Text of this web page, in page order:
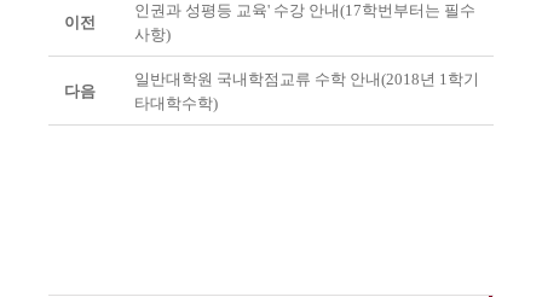
이전
인권과 성평등 교육' 수강 안내(17학번부터는 필수
사항)
다음
일반대학원 국내학점교류 수학 안내(2018년 1학기
타대학수학)